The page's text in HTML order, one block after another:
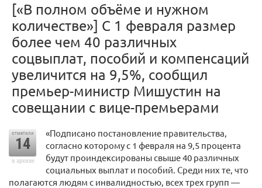
[«В полном объёме и нужном
количестве»] C 1 февраля размер
более чем 40 различных
соцвыплат, пособий и компенсаций
увеличится на 9,5%, сообщил
премьер-министр Мишустин на
совещании с вице-премьерами
отметили
14
в архиве
«Подписано постановление правительства,
согласно которому с 1 февраля на 9,5 процента
будут проиндексированы свыше 40 различных
социальных выплат и пособий. Среди них те, что
полагаются людям с инвалидностью, всех трех групп —